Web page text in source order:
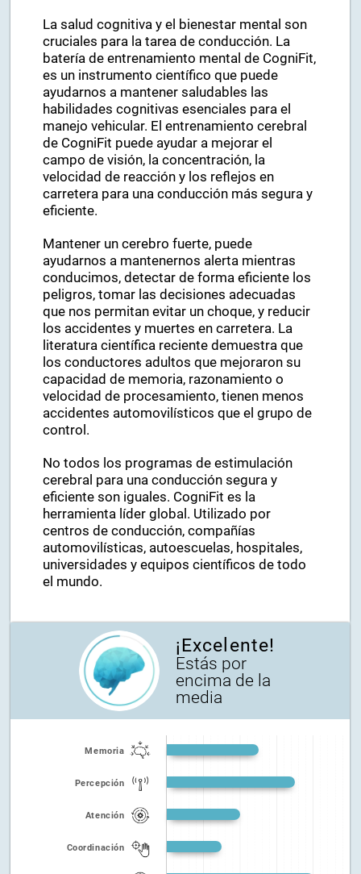
La salud cognitiva y el bienestar mental son
cruciales para la tarea de conducción. La
batería de entrenamiento mental de CogniFit,
es un instrumento científico que puede
ayudarnos a mantener saludables las
habilidades cognitivas esenciales para el
manejo vehicular. El entrenamiento cerebral
de CogniFit puede ayudar a mejorar el
campo de visión, la concentración, la
velocidad de reacción y los reflejos en
carretera para una conducción más segura y
eficiente.
Mantener un cerebro fuerte, puede
ayudarnos a mantenernos alerta mientras
conducimos, detectar de forma eficiente los
peligros, tomar las decisiones adecuadas
que nos permitan evitar un choque, y reducir
los accidentes y muertes en carretera. La
literatura científica reciente demuestra que
los conductores adultos que mejoraron su
capacidad de memoria, razonamiento o
velocidad de procesamiento, tienen menos
accidentes automovilísticos que el grupo de
control.
No todos los programas de estimulación
cerebral para una conducción segura y
eficiente son iguales. CogniFit es la
herramienta líder global. Utilizado por
centros de conducción, compañías
automovilísticas, autoescuelas, hospitales,
universidades y equipos científicos de todo
el mundo.
¡Excelente!
Estás por
encima de la
media
Memoria
Percepción
Atención
Coordinación